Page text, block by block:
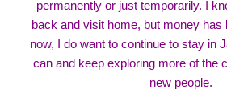
permanently or just temporarily. I
back and visit home, but money has
now, I do want to continue to stay in
can and keep exploring more of the
new people.